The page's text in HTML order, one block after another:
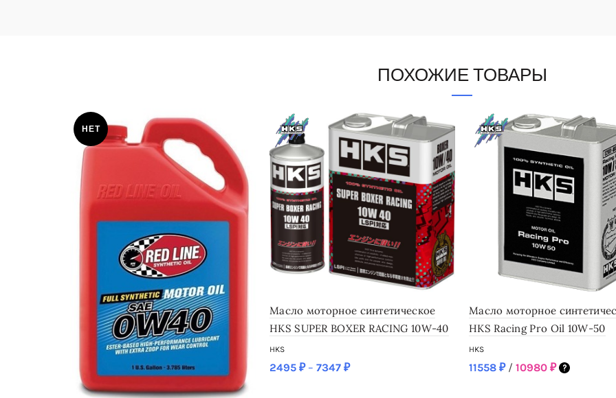
ПОХОЖИЕ ТОВАРЫ
НЕТ
Масло моторное синтетическое
HKS SUPER BOXER RACING 10W-40
HKS
2495 ₽– 7347 ₽
Масло моторное
HKS Racing Pro Oil 10W-50
HKS
11558 ₽ / 10980 ₽